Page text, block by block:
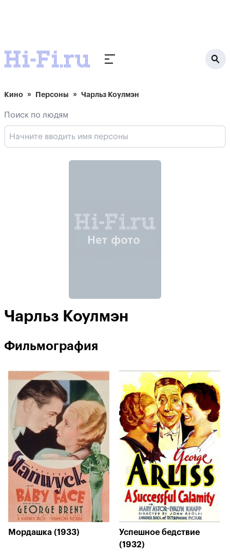
Кино Персоны Чарльз Коулмэн
Поиск по людям
Чарльз Коулмэн
Фильмография
Мордашка (1933)
Успешное бедствие
(1932)